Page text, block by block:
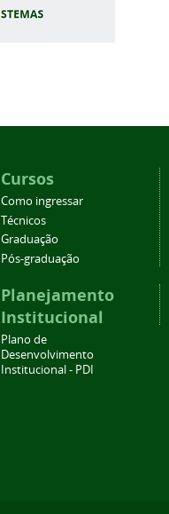
Cursos
Como ingressar
Técnicos
Graduação
Pós-graduação
Planejamento
Institucional
Plano de
Desenvolvimento
Institucional - PDI